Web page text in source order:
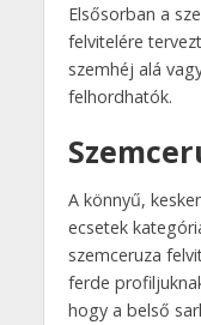
Elsősorban a
felvitelére
szemhéj alá
felhordhatók.
A könnyű,
ecsetek
szemceruza
ferde
hogy a belső